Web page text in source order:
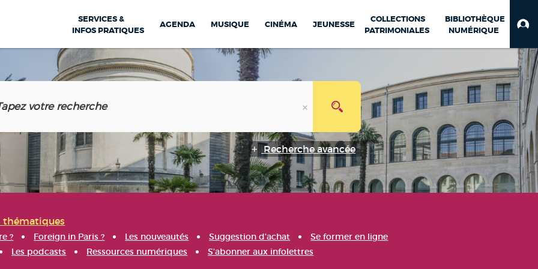
SERVICES &
INFOS PRATIQUES
AGENDA MUSIQUE CINÉMA JEUNESSE
COLLECTIONS
PATRIMONIALES
BIBLIOTHÈQUE
NUMÉRIQUE
Recherche avancée
thématiques
? Foreign in Paris ? Les nouveautés Suggestion d'achat
Se former en ligne
Les podcasts Ressources numériques S'abonner aux infolettres